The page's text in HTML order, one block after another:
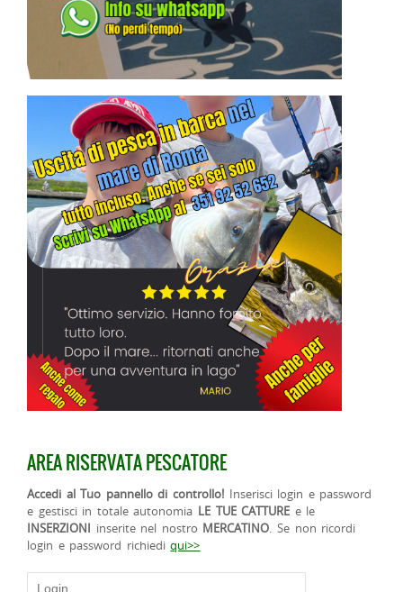
AREA RISERVATA PESCATORE
Accedi al Tuo pannello di controllo! Inserisci login e password
e gestisci in totale autonomia LE TUE CATTURE e le
INSERZIONI inserite nel nostro MERCATINO. Se non ricordi
login e password richiediqui>>